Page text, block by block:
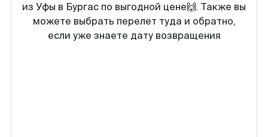
из Уфы в Бургас по выгодной цене🙌. Также вы
можете выбрать перелет туда и обратно,
если уже знаете дату возвращения